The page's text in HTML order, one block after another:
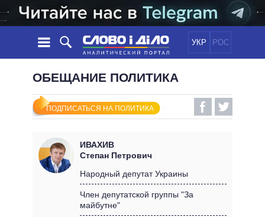
УКР РОС
НОВОСТИ
ЛЕНТА
СОБЫТИЯ
СТАТЬИ
МНЕНИЯ
ОБЗОРЫ
ДАЙДЖЕСТЫ
ПОЛИТИКА
ЭКОНОМИКА
МИР
ОБЕЩАНИЯ
ВСЕ ПОЛИТИКИ
ПРЕЗИДЕНТ И ОФИС
КАБИНЕТ МИНИСТРОВ
ИНФОГРАФИКА
ВИДЕО
ПОДДЕРЖАТЬ
ОБЕЩАНИЕ ПОЛИТИКА
ПОДПИСАТЬСЯ НА ПОЛИТИКА
ИВАХИВ
Степан Петрович
Народный депутат Украины
Член депутатской группы "За
майбутне"